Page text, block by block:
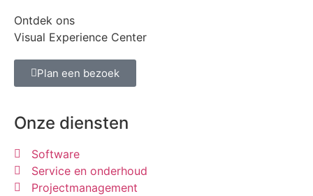
Ontdek ons
Visual Experience Center
Plan een bezoek
Onze diensten
Software
Service en onderhoud
Projectmanagement